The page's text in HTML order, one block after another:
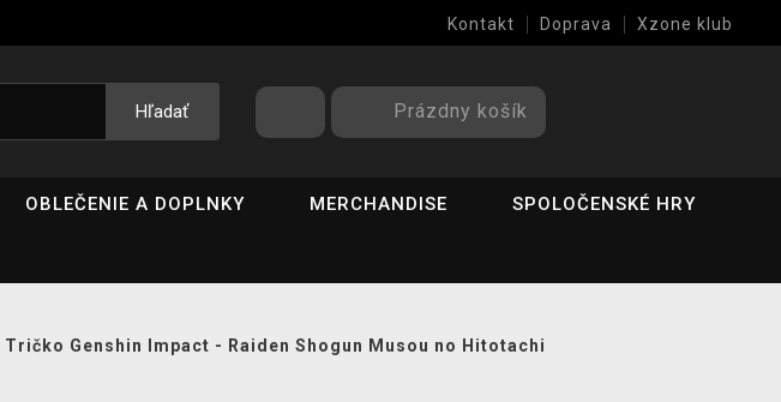
Kontakt Doprava Xzone klub
Hľadať Prázdny košík
OBLEČENIE A DOPLNKY MERCHANDISE SPOLOČENSKÉ HRY
Tričko Genshin Impact - Raiden Shogun Musou no Hitotachi